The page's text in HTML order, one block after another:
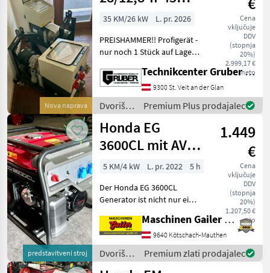
Nova naprava
Zapfwellenstromerzeuger
Cena
vključuje
DDV
(stopnja
20%)
2.999,17 €
neto
35 KM/26 kW
L. pr. 2026
PREISHAMMER!! Profigerät -
nur noch 1 Stück auf Lager
12, 8 kVA (10, 2 kW) * AVR
geregelt mit 3~
Istwertüberwachung *
automatische Umscha
Technikcenter Gruber GmbH
9300 St. Veit an der Glan
Dvoriščna
mehanizacija
/ Moll
Premium Plus prodajalec
predstavitveni stroj
Honda EG
3600CL mit AVR
Regelung
1.449
€
Cena
vključuje
DDV
(stopnja
20%)
1.207,50 €
neto
5 KM/4 kW L. pr. 2022
5 h
Der Honda EG 3600CL
Generator ist nicht nur ein
Takt-OHV Benzinmotor,
sondern auch ein Meister
der Zuverlässigkeit dank
des intelligenten AVR
Maschinen Gailer GmbH
9640 Kötschach-Mauthen
Dvoriščna
mehanizacija
Premium zlati prodajalec